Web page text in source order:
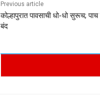
Previous article
कोल्हापुरात पावसाची धो-धो सुरूच;
बंद